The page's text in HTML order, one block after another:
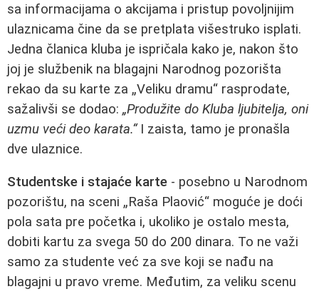
sa informacijama o akcijama i pristup povoljnijim
ulaznicama čine da se pretplata višestruko isplati.
Jedna članica kluba je ispričala kako je, nakon što
joj je službenik na blagajni Narodnog pozorišta
rekao da su karte za „Veliku dramu“ rasprodate,
sažalivši se dodao: „Produžite do Kluba ljubitelja, oni
uzmu veći deo karata.“I zaista, tamo je pronašla
dve ulaznice.
Studentske i stajaće karte - posebno u Narodnom
pozorištu, na sceni „Raša Plaović“ moguće je doći
pola sata pre početka i, ukoliko je ostalo mesta,
dobiti kartu za svega 50 do 200 dinara. To ne važi
samo za studente već za sve koji se nađu na
blagajni u pravo vreme. Međutim, za veliku scenu